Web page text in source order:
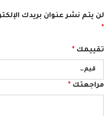
لن يتم نشر عنوان بريدك
*
تقييمك *
مراجعتك *